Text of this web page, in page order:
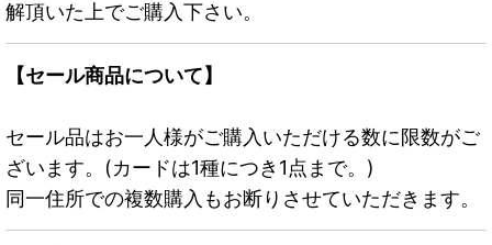
解頂いた上でご購入下さい。
【セール商品について】
セール品はお一人様がご購入いただける数に限数がご
ざいます。(カードは1種につき1点まで。)
同一住所での複数購入もお断りさせていただきます。